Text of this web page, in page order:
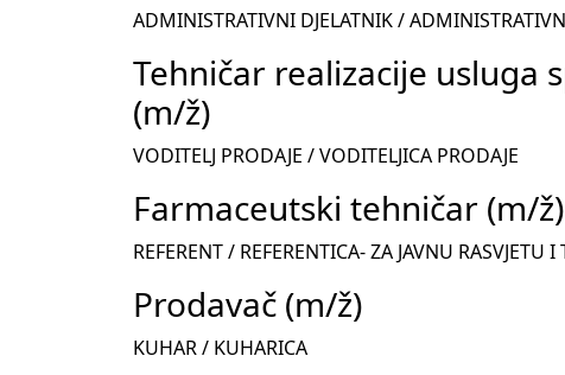
ADMINISTRATIVNI DJELATNIK /
Tehničar realizacije usluga
(m/ž)
VODITELJ PRODAJE / VODITELJICA PRODAJE
Farmaceutski tehničar (m/ž)
REFERENT / REFERENTICA- ZA JAVNU RASVJETU
Prodavač (m/ž)
KUHAR / KUHARICA